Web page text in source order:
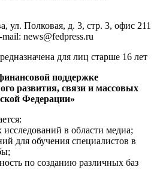
ул. Полковая, д. 3, стр. 3, офис 211
news@fedpress.ru
для лиц старше 16 лет
поддержке
развития, связи и массовых
Федерации»
в области медиа;
для обучения специалистов в
по созданию различных баз